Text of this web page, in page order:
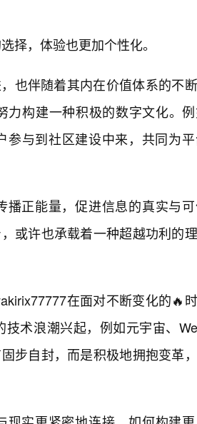
择，体验也更加个性化。
也伴随着其内在价值体系的不
力构建一种积极的数字文化。
参与到社区建设中来，共同为
正能量，促进信息的真实与可
或许也承载着一种超越功利的
在面对不断变化的🔥
术浪潮兴起，例如元宇宙、
步自封，而是积极地拥抱变革